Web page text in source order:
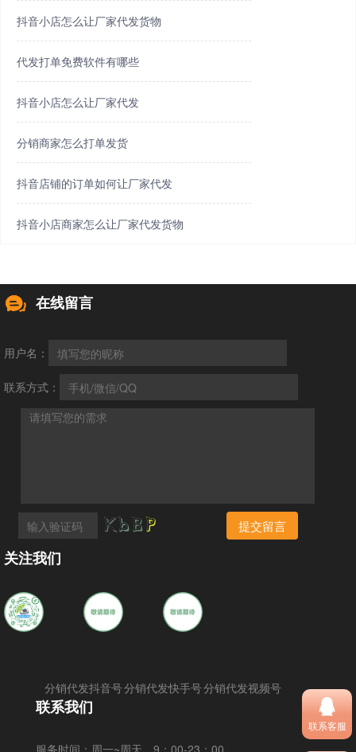
抖音小店怎么让厂家代发货物
代发打单免费软件有哪些
抖音小店怎么让厂家代发
分销商家怎么打单发货
抖音店铺的订单如何让厂家代发
抖音小店商家怎么让厂家代发货物
在线留言
用户名：
联系方式：
提交留言
关注我们
分销代发抖音号分销代发快手号分销代发视频号
联系我们
联系客服